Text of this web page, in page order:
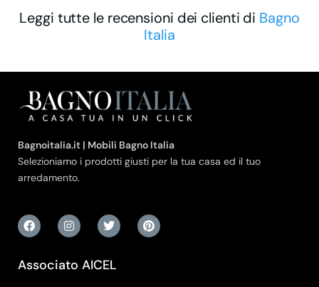
Leggi tutte le recensioni dei clienti di Bagno
Italia
Bagnoitalia.it | Mobili Bagno Italia
Selezioniamo i prodotti giusti per la tua casa ed il tuo
arredamento.
Associato AICEL